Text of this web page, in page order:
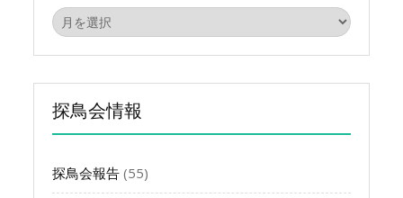
ア
ー
カ
イ
ブ
探鳥会情報
探鳥会報告 (55)